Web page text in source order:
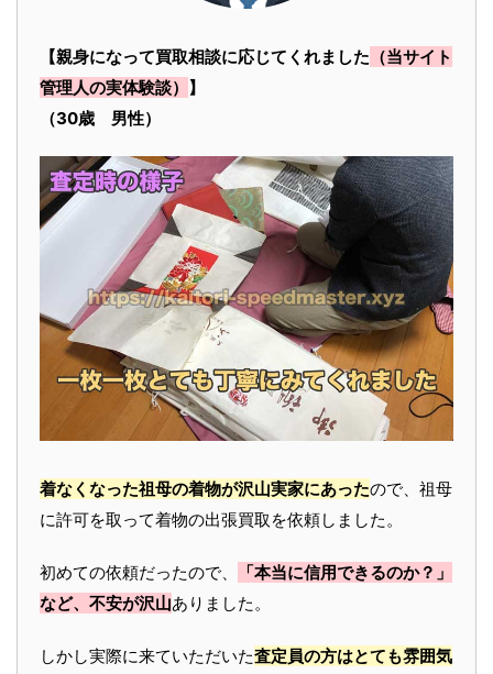
【親身になって買取相談に応じてくれました （当サイト
管理人の実体験談） 】
（30歳 男性）
着なくなった祖母の着物が沢山実家にあったので、祖母
に許可を取って着物の出張買取を依頼しました。
初めての依頼だったので、
「本当に信用できるのか？」
など、不安が沢山ありました。
しかし実際に来ていただいた査定員の方はとても雰囲気